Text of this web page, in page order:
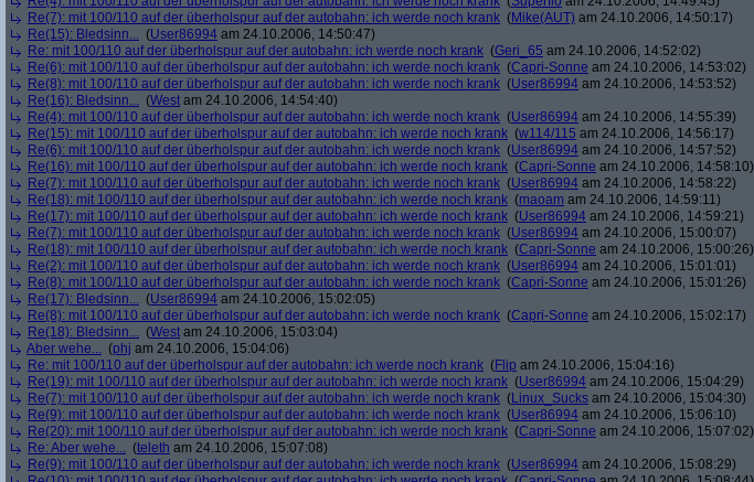
Re(7): mit 100/110 auf der überholspur auf der autobahn: ich werde noch krank (Mike(AUT) am 24.10.2006, 14:50:17)
Re(15): Bledsinn... (User86994 am 24.10.2006, 14:50:47)
Re: mit 100/110 auf der überholspur auf der autobahn: ich werde noch krank (Geri_65 am 24.10.2006, 14:52:02)
Re(6): mit 100/110 auf der überholspur auf der autobahn: ich werde noch krank (Capri-Sonne am 24.10.2006, 14:53:02)
Re(8): mit 100/110 auf der überholspur auf der autobahn: ich werde noch krank (User86994 am 24.10.2006, 14:53:52)
Re(16): Bledsinn... (West am 24.10.2006, 14:54:40)
Re(4): mit 100/110 auf der überholspur auf der autobahn: ich werde noch krank (User86994 am 24.10.2006, 14:55:39)
Re(15): mit 100/110 auf der überholspur auf der autobahn: ich werde noch krank (w114/115 am 24.10.2006, 14:56:17)
Re(6): mit 100/110 auf der überholspur auf der autobahn: ich werde noch krank (User86994 am 24.10.2006, 14:57:52)
Re(16): mit 100/110 auf der überholspur auf der autobahn: ich werde noch krank (Capri-Sonne am 24.10.2006, 14:58:10)
Re(7): mit 100/110 auf der überholspur auf der autobahn: ich werde noch krank (User86994 am 24.10.2006, 14:58:22)
Re(18): mit 100/110 auf der überholspur auf der autobahn: ich werde noch krank (maoam am 24.10.2006, 14:59:11)
Re(17): mit 100/110 auf der überholspur auf der autobahn: ich werde noch krank (User86994 am 24.10.2006, 14:59:21)
Re(7): mit 100/110 auf der überholspur auf der autobahn: ich werde noch krank (User86994 am 24.10.2006, 15:00:07)
Re(18): mit 100/110 auf der überholspur auf der autobahn: ich werde noch krank (Capri-Sonne am 24.10.2006, 15:00:26)
Re(2): mit 100/110 auf der überholspur auf der autobahn: ich werde noch krank (User86994 am 24.10.2006, 15:01:01)
Re(8): mit 100/110 auf der überholspur auf der autobahn: ich werde noch krank (Capri-Sonne am 24.10.2006, 15:01:26)
Re(17): Bledsinn... (User86994 am 24.10.2006, 15:02:05)
Re(8): mit 100/110 auf der überholspur auf der autobahn: ich werde noch krank (Capri-Sonne am 24.10.2006, 15:02:17)
Re(18): Bledsinn... (West am 24.10.2006, 15:03:04)
Aber wehe... (phj am 24.10.2006, 15:04:06)
Re: mit 100/110 auf der überholspur auf der autobahn: ich werde noch krank (Flip am 24.10.2006, 15:04:16)
Re(19): mit 100/110 auf der überholspur auf der autobahn: ich werde noch krank (User86994 am 24.10.2006, 15:04:29)
Re(7): mit 100/110 auf der überholspur auf der autobahn: ich werde noch krank (Linux_Sucks am 24.10.2006, 15:04:30)
Re(9): mit 100/110 auf der überholspur auf der autobahn: ich werde noch krank (User86994 am 24.10.2006, 15:06:10)
Re(20): mit 100/110 auf der überholspur auf der autobahn: ich werde noch krank (Capri-Sonne am 24.10.2006, 15:07:02)
Re: Aber wehe... (teleth am 24.10.2006, 15:07:08)
Re(9): mit 100/110 auf der überholspur auf der autobahn: ich werde noch krank (User86994 am 24.10.2006, 15:08:29)